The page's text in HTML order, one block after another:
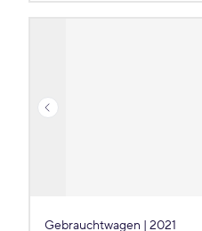
Gebrauchtwagen | 2021